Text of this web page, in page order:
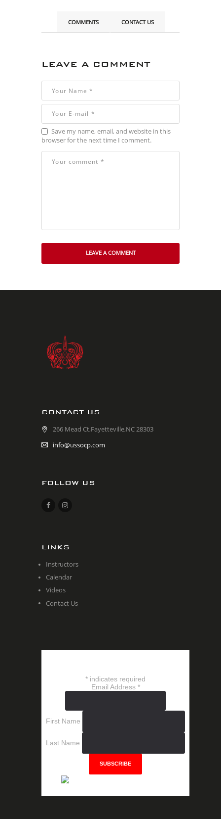
COMMENTS CONTACT US
LEAVE A COMMENT
Save my name, email, and website in this
browser for the next time I comment.
CONTACT US
266 Mead Ct,Fayetteville,NC 28303
info@ussocp.com
FOLLOW US
LINKS
Instructors
Calendar
Videos
Contact Us
* indicates required
Email Address *
First Name
Last Name